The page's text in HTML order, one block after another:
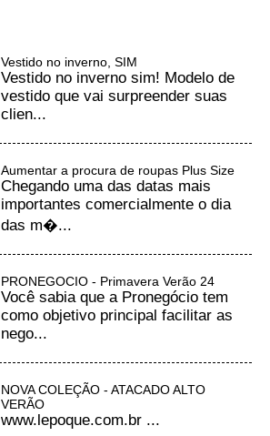
Vestido no inverno, SIM
Vestido no inverno sim! Modelo de
vestido que vai surpreender suas
clien...
Aumentar a procura de roupas Plus Size
Chegando uma das datas mais
importantes comercialmente o dia
das m�...
PRONEGOCIO - Primavera Verão 24
Você sabia que a Pronegócio tem
como objetivo principal facilitar as
nego...
NOVA COLEÇÃO - ATACADO ALTO
VERÃO
www.lepoque.com.br ...